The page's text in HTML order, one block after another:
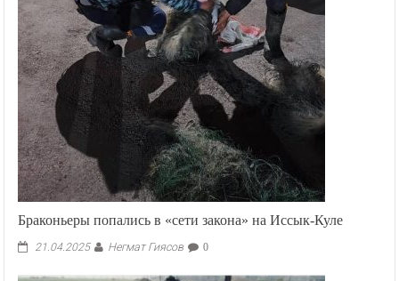
Браконьеры попались в «сети закона» на Иссык-Куле
21.04.2025 Негмат Гиясов 0